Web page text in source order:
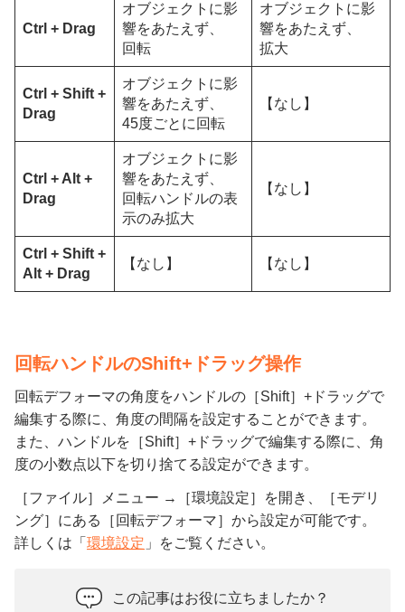
Ctrl + Drag
オブジェクトに影
響をあたえず、
回転
オブジェクトに影
響をあたえず、
拡大
Ctrl + Shift +
Drag
オブジェクトに影
響をあたえず、
45度ごとに回転
【なし】
Ctrl + Alt +
Drag
オブジェクトに影
響をあたえず、
回転ハンドルの表
示のみ拡大
【なし】
Ctrl + Shift +
Alt + Drag
【なし】 【なし】
回転ハンドルのShift+ドラッグ操作
回転デフォーマの角度をハンドルの［Shift］+ドラッグで
編集する際に、角度の間隔を設定することができます。
また、ハンドルを［Shift］+ドラッグで編集する際に、角
度の小数点以下を切り捨てる設定ができます。
［ファイル］メニュー →［環境設定］を開き、［モデリ
ング］にある［回転デフォーマ］から設定が可能です。
詳しくは「 環境設定 」をご覧ください。
この記事はお役に立ちましたか？